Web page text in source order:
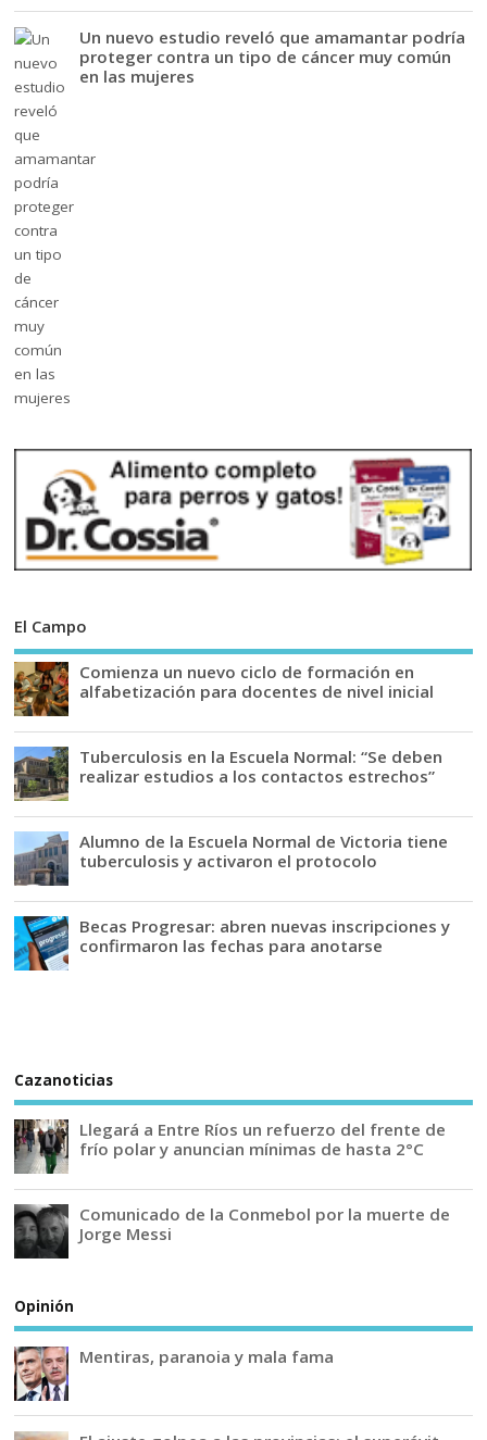
Un nuevo estudio reveló que amamantar podría
proteger contra un tipo de cáncer muy común
en las mujeres
El Campo
Comienza un nuevo ciclo de formación en
alfabetización para docentes de nivel inicial
Tuberculosis en la Escuela Normal: “Se deben
realizar estudios a los contactos estrechos”
Alumno de la Escuela Normal de Victoria tiene
tuberculosis y activaron el protocolo
Becas Progresar: abren nuevas inscripciones y
confirmaron las fechas para anotarse
Cazanoticias
Llegará a Entre Ríos un refuerzo del frente de
frío polar y anuncian mínimas de hasta 2°C
Comunicado de la Conmebol por la muerte de
Jorge Messi
Opinión
Mentiras, paranoia y mala fama